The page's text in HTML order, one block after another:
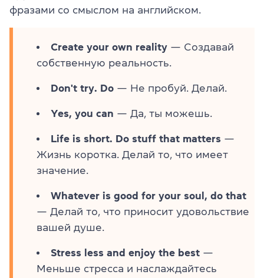
фразами со смыслом на английском.
Create your own reality — Создавай
собственную реальность.
Don't try. Do — Не пробуй. Делай.
Yes, you can — Да, ты можешь.
Life is short. Do stuff that matters —
Жизнь коротка. Делай то, что имеет
значение.
Whatever is good for your soul, do that
— Делай то, что приносит удовольствие
вашей душе.
Stress less and enjoy the best —
Меньше стресса и наслаждайтесь